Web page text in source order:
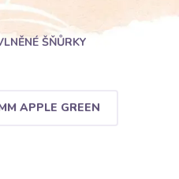
ŠŇŮRKY
APPLE GREEN